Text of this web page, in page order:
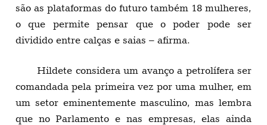
são as plataformas do futuro também 18 mulheres,
o que permite pensar que o poder pode ser
dividido entre calças e saias – afirma.
Hildete considera um avanço a petrolífera ser
comandada pela primeira vez por uma mulher, em
um setor eminentemente masculino, mas lembra
que no Parlamento e nas empresas, elas ainda